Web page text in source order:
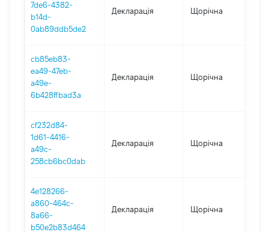
7de6-4382-
b14d-
0ab89ddb5de2
Декларація Щорічна
cb85eb83-
ea49-47eb-
a49e-
6b428ffbad3a
Декларація Щорічна
cf232d84-
1d61-4416-
a49c-
258cb6bc0dab
Декларація Щорічна
4e128266-
a860-464c-
8a66-
b50e2b83d464
Декларація Щорічна